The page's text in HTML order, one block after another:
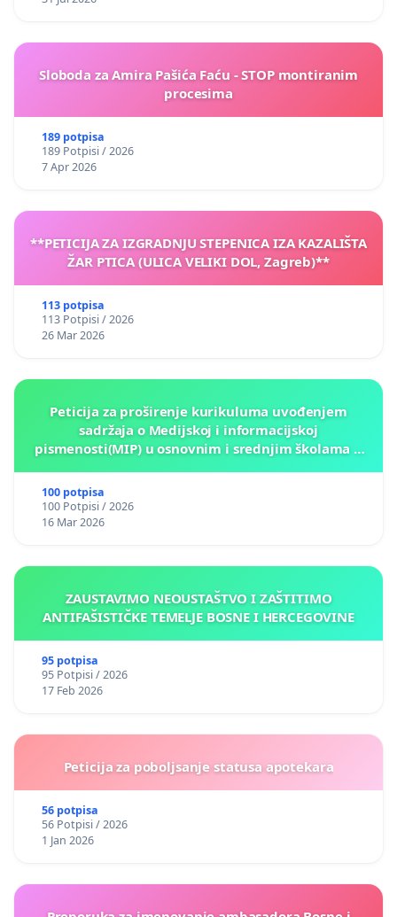
Sloboda za Amira Pašića Faću - STOP montiranim
procesima
189 potpisa
189 Potpisi / 2026
7 Apr 2026
**PETICIJA ZA IZGRADNJU STEPENICA IZA KAZALIŠTA
ŽAR PTICA (ULICA VELIKI DOL, Zagreb)**
113 potpisa
113 Potpisi / 2026
26 Mar 2026
Peticija za proširenje kurikuluma uvođenjem
sadržaja o Medijskoj i informacijskoj
pismenosti(MIP) u osnovnim i srednjim školama u
100 potpisa
100 Potpisi / 2026
16 Mar 2026
ZAUSTAVIMO NEOUSTAŠTVO I ZAŠTITIMO
ANTIFAŠISTIČKE TEMELJE BOSNE I HERCEGOVINE
95 potpisa
95 Potpisi / 2026
17 Feb 2026
Peticija za poboljsanje statusa apotekara
56 potpisa
56 Potpisi / 2026
1 Jan 2026